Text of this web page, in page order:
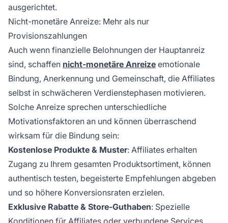
ausgerichtet.
Nicht-monetäre Anreize: Mehr als nur
Provisionszahlungen
Auch wenn finanzielle Belohnungen der Hauptanreiz
sind, schaffen nicht-monetäre Anreize emotionale
Bindung, Anerkennung und Gemeinschaft, die Affiliates
selbst in schwächeren Verdienstephasen motivieren.
Solche Anreize sprechen unterschiedliche
Motivationsfaktoren an und können überraschend
wirksam für die Bindung sein:
Kostenlose Produkte & Muster: Affiliates erhalten
Zugang zu Ihrem gesamten Produktsortiment, können
authentisch testen, begeisterte Empfehlungen abgeben
und so höhere Konversionsraten erzielen.
Exklusive Rabatte & Store-Guthaben: Spezielle
Konditionen für Affiliates oder verbundene Services